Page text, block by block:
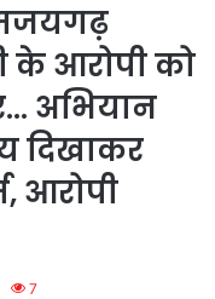
के आरोपी को
अभियान
दिखाकर
आरोपी
7